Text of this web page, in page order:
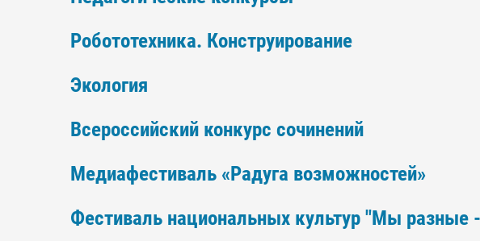
Робототехника. Конструирование
Экология
Всероссийский конкурс сочинений
Медиафестиваль «Радуга возможностей»
Фестиваль национальных культур "Мы